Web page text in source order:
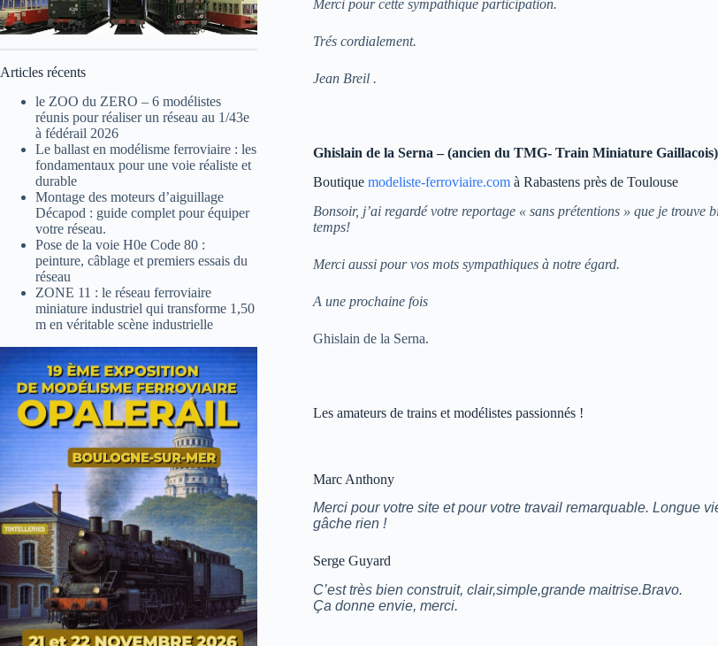
Merci pour cette sympathique participation.
Trés cordialement.
Jean Breil .
Ghislain de la Serna – (ancien du TMG- Train Miniature
Boutique modeliste-ferroviaire.comà Rabastens près de Toulouse
Bonsoir, j’ai regardé votre reportage « sans prétentions » que je
temps!
Merci aussi pour vos mots sympathiques à notre égard.
A une prochaine fois
Ghislain de la Serna.
Les amateurs de trains et modélistes passionnés !
Marc Anthony
Merci pour votre site et pour votre travail remarquable. Longue
gâche rien !
Serge Guyard
C’est très bien construit, clair,simple,grande maitrise.Bravo.
Ça donne envie, merci.
Articles récents
le ZOO du ZERO – 6 modélistes
réunis pour réaliser un réseau au 1/43e
à fédérail 2026
Le ballast en modélisme ferroviaire : les
fondamentaux pour une voie réaliste et
durable
Montage des moteurs d’aiguillage
Décapod : guide complet pour équiper
votre réseau.
Pose de la voie H0e Code 80 :
peinture, câblage et premiers essais du
réseau
ZONE 11 : le réseau ferroviaire
miniature industriel qui transforme 1,50
m en véritable scène industrielle